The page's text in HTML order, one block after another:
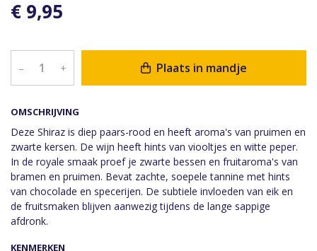
OMSCHRIJVING
Deze Shiraz is diep paars-rood en heeft aroma's van pruimen en
zwarte kersen. De wijn heeft hints van viooltjes en witte peper.
In de royale smaak proef je zwarte bessen en fruitaroma's van
bramen en pruimen. Bevat zachte, soepele tannine met hints
van chocolade en specerijen. De subtiele invloeden van eik en
de fruitsmaken blijven aanwezig tijdens de lange sappige
afdronk.
€ 9,95
– + Plaats in mandje
KENMERKEN